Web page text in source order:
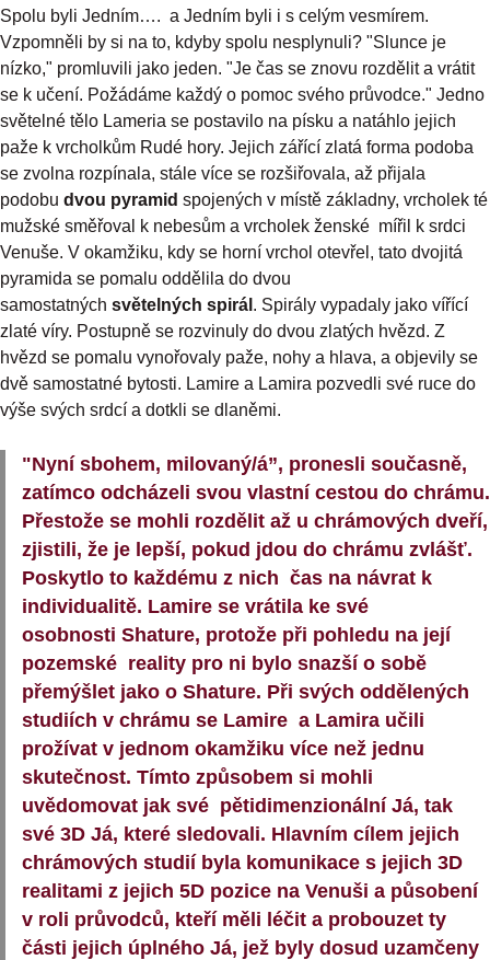
Spolu byli Jedním…. a Jedním byli i s celým vesmírem.
Vzpomněli by si na to, kdyby spolu nesplynuli? "Slunce je
nízko," promluvili jako jeden. "Je čas se znovu rozdělit a vrátit
se k učení. Požádáme každý o pomoc svého průvodce." Jedno
světelné tělo Lameria se postavilo na písku a natáhlo jejich
paže k vrcholkům Rudé hory. Jejich zářící zlatá forma podoba
se zvolna rozpínala, stále více se rozšiřovala, až přijala
podobu dvou pyramid spojených v místě základny, vrcholek té
mužské směřoval k nebesům a vrcholek ženské mířil k srdci
Venuše. V okamžiku, kdy se horní vrchol otevřel, tato dvojitá
pyramida se pomalu oddělila do dvou
samostatných světelných spirál . Spirály vypadaly jako vířící
zlaté víry. Postupně se rozvinuly do dvou zlatých hvězd. Z
hvězd se pomalu vynořovaly paže, nohy a hlava, a objevily se
dvě samostatné bytosti. Lamire a Lamira pozvedli své ruce do
výše svých srdcí a dotkli se dlaněmi.
"Nyní sbohem, milovaný/á”, pronesli současně,
zatímco odcházeli svou vlastní cestou do chrámu.
Přestože se mohli rozdělit až u chrámových dveří,
zjistili, že je lepší, pokud jdou do chrámu zvlášť.
Poskytlo to každému z nich čas na návrat k
individualitě. Lamire se vrátila ke své
osobnosti Shature, protože při pohledu na její
pozemské reality pro ni bylo snazší o sobě
přemýšlet jako o Shature. Při svých oddělených
studiích v chrámu se Lamire a Lamira učili
prožívat v jednom okamžiku více než jednu
skutečnost. Tímto způsobem si mohli
uvědomovat jak své pětidimenzionální Já, tak
své 3D Já, které sledovali. Hlavním cílem jejich
chrámových studií byla komunikace s jejich 3D
realitami z jejich 5D pozice na Venuši a působení
v roli průvodců, kteří měli léčit a probouzet ty
části jejich úplného Já, jež byly dosud uzamčeny